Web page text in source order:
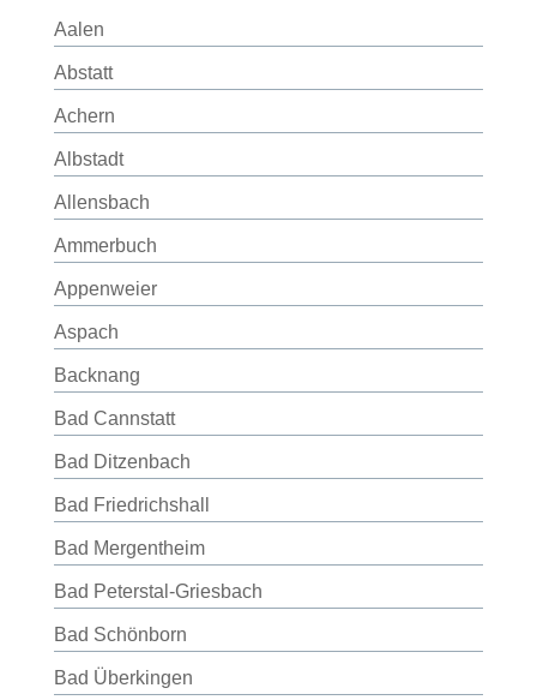
Aalen
Abstatt
Achern
Albstadt
Allensbach
Ammerbuch
Appenweier
Aspach
Backnang
Bad Cannstatt
Bad Ditzenbach
Bad Friedrichshall
Bad Mergentheim
Bad Peterstal-Griesbach
Bad Schönborn
Bad Überkingen